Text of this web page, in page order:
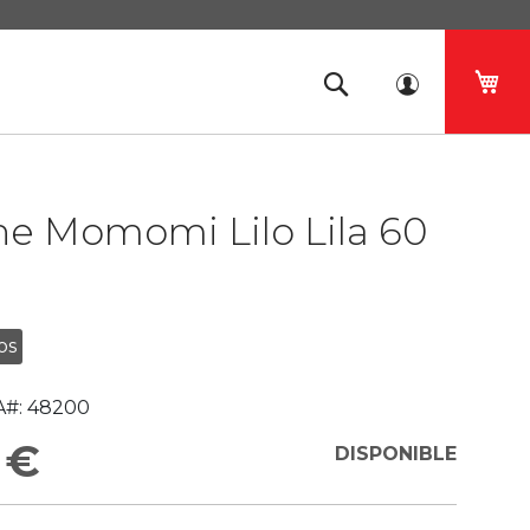
Momomi Lilo Lila 60
48200
€ DISPONIBLE